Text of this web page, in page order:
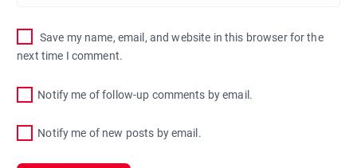
Save my name, email, and website in this browser for the
next time I comment.
Notify me of follow-up comments by email.
Notify me of new posts by email.